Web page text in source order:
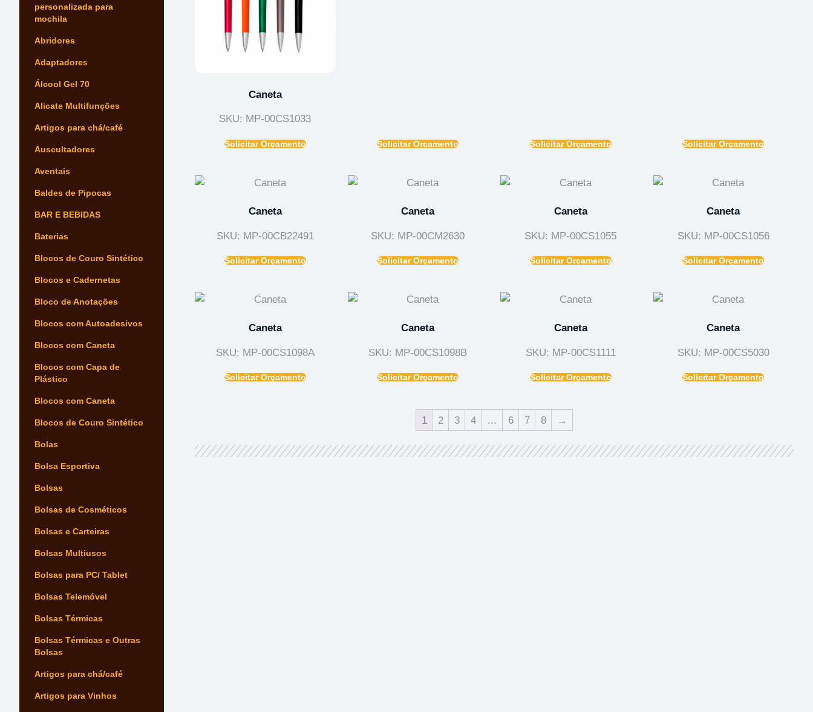
personalizada para
mochila
Abridores
Adaptadores
Álcool Gel 70
Alicate Multifunções
Artigos para chá/café
Auscultadores
Aventais
Baldes de Pipocas
BAR E BEBIDAS
Baterias
Blocos de Couro Sintético
Blocos e Cadernetas
Bloco de Anotações
Blocos com Autoadesivos
Blocos com Caneta
Blocos com Capa de
Plástico
Blocos com Caneta
Blocos de Couro Sintético
Bolas
Bolsa Esportiva
Bolsas
Bolsas de Cosméticos
Bolsas e Carteiras
Bolsas Multiusos
Bolsas para PC/ Tablet
Bolsas Telemóvel
Bolsas Térmicas
Bolsas Térmicas e Outras
Bolsas
Artigos para chá/café
Artigos para Vinhos
Caneta
SKU: MP-00CS1033
Solicitar Orçamento Solicitar Orçamento Solicitar Orçamento Solicitar Orçamento
Caneta
SKU: MP-00CB22491
Solicitar Orçamento
Caneta
SKU: MP-00CM2630
Solicitar Orçamento
Caneta
SKU: MP-00CS1055
Solicitar Orçamento
Caneta
SKU: MP-00CS1056
Solicitar Orçamento
Caneta
SKU: MP-00CS1098A
Solicitar Orçamento
Caneta
SKU: MP-00CS1098B
Solicitar Orçamento
Caneta
SKU: MP-00CS1111
Solicitar Orçamento
Caneta
SKU: MP-00CS5030
Solicitar Orçamento
1 2 3 4 … 6 7 8 →